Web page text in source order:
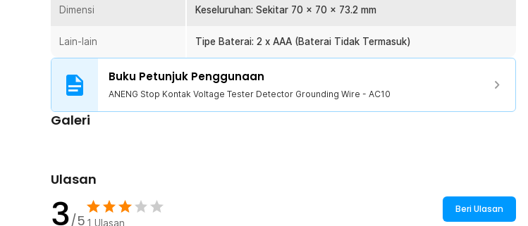
1 x Panduan Penggunaan
Dimensi Keseluruhan: Sekitar 70 x 70 x 73.2 mm
Lain-lain Tipe Baterai: 2 x AAA (Baterai Tidak Termasuk)
Buku Petunjuk Penggunaan
ANENG Stop Kontak Voltage Tester Detector Grounding Wire - AC10
Galeri
Ulasan
3/5 1 Ulasan
Beri Ulasan